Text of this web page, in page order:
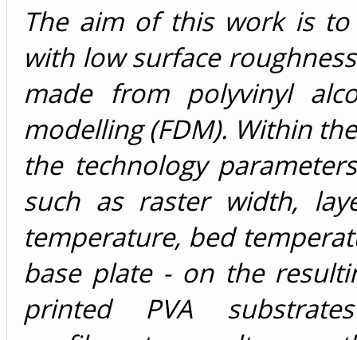
The aim of this work is
with low surface
made from polyvinyl
modelling (FDM). Within
the technology
such as raster width,
temperature, bed
base plate - on the
printed PVA